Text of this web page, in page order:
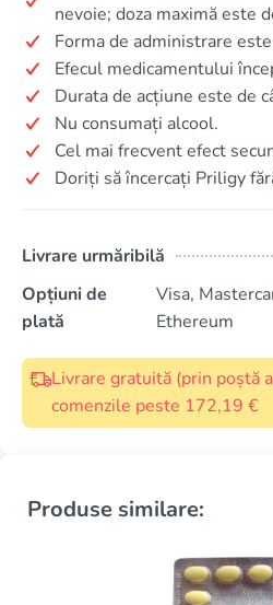
nevoie; doza maximă este
Forma de administrare
Efecul medicamentului
Durata de acțiune este de
Nu consumați alcool.
Cel mai frecvent efect
Doriți să încercați Priligy
Livrare urmăribilă
Opțiuni de
plată
Visa,
Ethereum
Livrare gratuită (prin poștă
comenzile peste 172,19 €
Produse similare: